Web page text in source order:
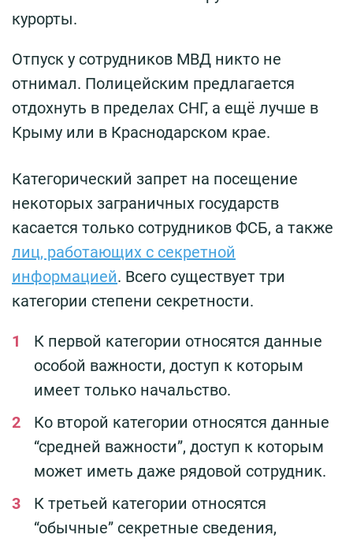
курорты.
Отпуск у сотрудников МВД никто не
отнимал. Полицейским предлагается
отдохнуть в пределах СНГ, а ещё лучше в
Крыму или в Краснодарском крае.
Категорический запрет на посещение
некоторых заграничных государств
касается только сотрудников ФСБ, а также
лиц, работающих с секретной
информацией. Всего существует три
категории степени секретности.
К первой категории относятся данные
особой важности, доступ к которым
имеет только начальство.
Ко второй категории относятся данные
“средней важности”, доступ к которым
может иметь даже рядовой сотрудник.
К третьей категории относятся
“обычные” секретные сведения,